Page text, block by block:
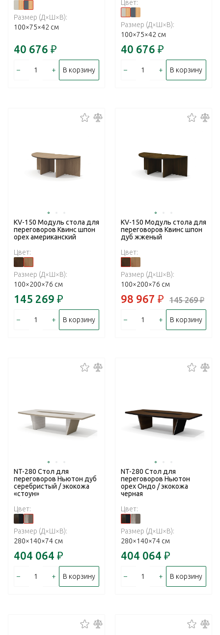
Размер (Д×Ш×В):
100×75×42 см
40 676 ₽
– + В корзину
Цвет:
Размер (Д×Ш×В):
100×75×42 см
40 676 ₽
– + В корзину
KV-150 Модуль стола для
переговоров Квинс шпон
орех американский
Цвет:
Размер (Д×Ш×В):
100×200×76 см
145 269 ₽
– + В корзину
KV-150 Модуль стола для
переговоров Квинс шпон
дуб жженый
Цвет:
Размер (Д×Ш×В):
100×200×76 см
98 967 ₽ 145 269₽
– + В корзину
NT-280 Стол для
переговоров Ньютон дуб
серебристый / экокожа
«стоун»
Цвет:
Размер (Д×Ш×В):
280×140×74 см
404 064 ₽
– + В корзину
NT-280 Стол для
переговоров Ньютон
орех Ондо / экокожа
черная
Цвет:
Размер (Д×Ш×В):
280×140×74 см
404 064 ₽
– + В корзину